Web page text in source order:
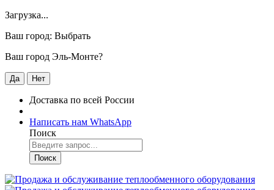
Загрузка...
Ваш город: Выбрать
Ваш город Эль-Монте?
Да Нет
Доставка по всей России
Написать нам WhatsApp
Поиск
Поиск